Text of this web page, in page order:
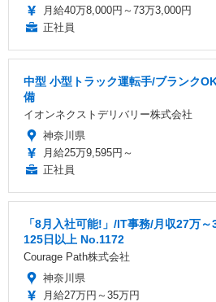
月給40万8,000円～73万3,000円
正社員
中型 小型トラック運転手/ブランク
備
イオンネクストデリバリー株式会社
神奈川県
月給25万9,595円～
正社員
「8月入社可能!」/IT事務/月収27万
125日以上 No.1172
Courage Path株式会社
神奈川県
月給27万円～35万円